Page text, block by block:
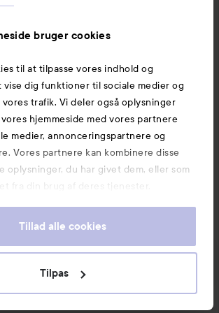
bruger cookies
til at tilpasse vores indhold og
vise dig funktioner til sociale medier og
trafik. Vi deler også oplysninger
hjemmeside med vores partnere
medier, annonceringspartnere og
Vores partnere kan kombinere disse
oplysninger, du har givet dem, eller som
fra din brug af deres tjenester.
Tillad alle cookies
Tilpas
finde den sidste grønne palette fra
så det var nok grunden til, at den
var jo PERFEKT til dette. Da jeg tog
af, pudrede jeg med
HD-pudder,
#isadora matte primer og
#thebalm gav lidt dybde og røg.
grå #loreal både omkring vipperne og